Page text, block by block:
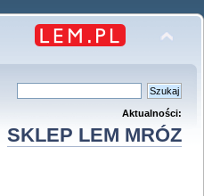
Aktualności:
SKLEP LEM MRÓZ